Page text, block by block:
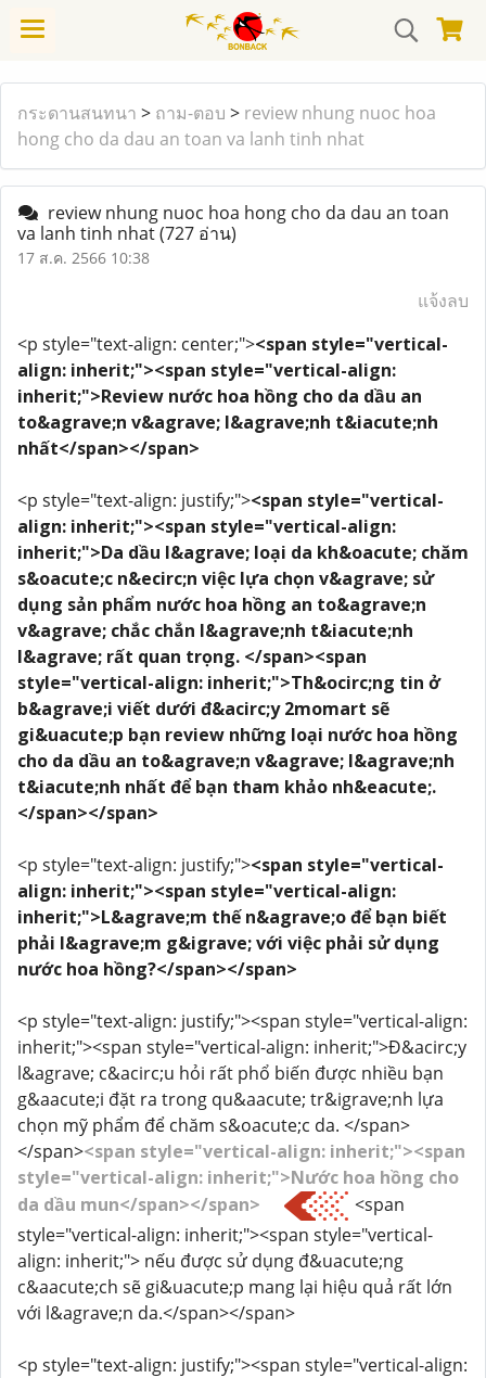
กระดานสนทนา > ถาม-ตอบ > review nhung nuoc hoa
hong cho da dau an toan va lanh tinh nhat
review nhung nuoc hoa hong cho da dau an toan
va lanh tinh nhat(727 อ่าน)
17 ส.ค. 2566 10:38
แจ้งลบ
<p style="text-align: center;"><span style="vertical-
align: inherit;"><span style="vertical-align:
inherit;">Review nước hoa hồng cho da dầu an
to&agrave;n v&agrave; l&agrave;nh t&iacute;nh
nhất</span></span>
<p style="text-align: justify;"><span style="vertical-
align: inherit;"><span style="vertical-align:
inherit;">Da dầu l&agrave; loại da kh&oacute; chăm
s&oacute;c n&ecirc;n việc lựa chọn v&agrave; sử
dụng sản phẩm nước hoa hồng an to&agrave;n
v&agrave; chắc chắn l&agrave;nh t&iacute;nh
l&agrave; rất quan trọng. </span><span
style="vertical-align: inherit;">Th&ocirc;ng tin ở
b&agrave;i viết dưới đ&acirc;y 2momart sẽ
gi&uacute;p bạn review những loại nước hoa hồng
cho da dầu an to&agrave;n v&agrave; l&agrave;nh
t&iacute;nh nhất để bạn tham khảo nh&eacute;.
</span></span>
<p style="text-align: justify;"><span style="vertical-
align: inherit;"><span style="vertical-align:
inherit;">L&agrave;m thế n&agrave;o để bạn biết
phải l&agrave;m g&igrave; với việc phải sử dụng
nước hoa hồng?</span></span>
<p style="text-align: justify;"><span style="vertical-align:
inherit;"><span style="vertical-align: inherit;">Đ&acirc;y
l&agrave; c&acirc;u hỏi rất phổ biến được nhiều bạn
g&aacute;i đặt ra trong qu&aacute; tr&igrave;nh lựa
chọn mỹ phẩm để chăm s&oacute;c da. </span>
</span><span style="vertical-align: inherit;"><span
style="vertical-align: inherit;">Nước hoa hồng cho
da dầu mun</span></span>
<span
style="vertical-align: inherit;"><span style="vertical-
align: inherit;"> nếu được sử dụng đ&uacute;ng
c&aacute;ch sẽ gi&uacute;p mang lại hiệu quả rất lớn
với l&agrave;n da.</span></span>
<p style="text-align: justify;"><span style="vertical-align: